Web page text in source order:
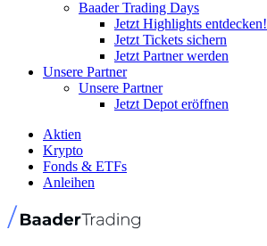
Baader Trading Days
Jetzt Highlights entdecken!
Jetzt Tickets sichern
Jetzt Partner werden
Unsere Partner
Unsere Partner
Jetzt Depot eröffnen
Aktien
Krypto
Fonds & ETFs
Anleihen